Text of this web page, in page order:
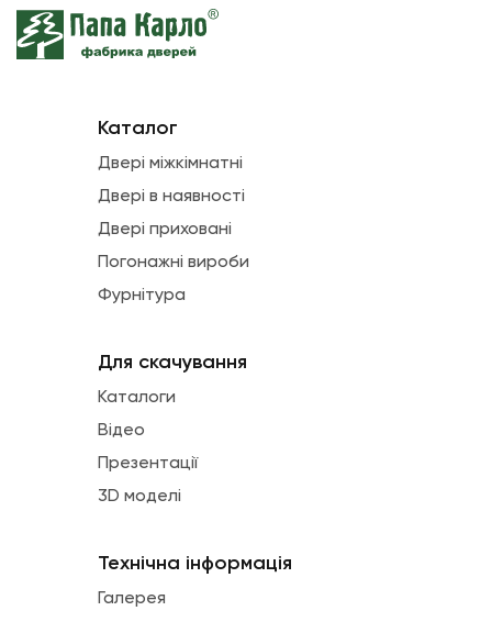
Каталог
Двері міжкімнатні
Двері в наявності
Двері приховані
Погонажні вироби
Фурнітура
Для скачування
Каталоги
Відео
Презентації
3D моделі
Технічна інформація
Галерея